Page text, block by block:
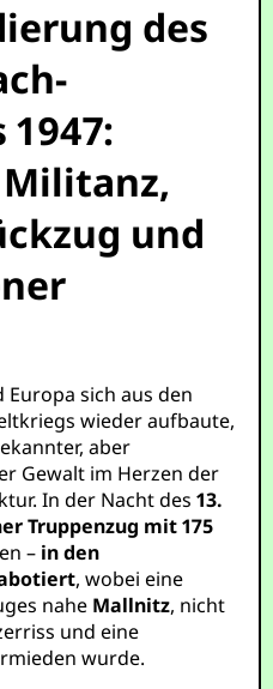
des
und
Europa sich aus den
wieder aufbaute,
aber
Gewalt im Herzen der
In der Nacht des13.
Truppenzug mit 175
– in den
, wobei eine
nahe Mallnitz, nicht
und eine
wurde.